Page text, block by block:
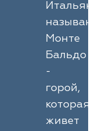
называют
Монте
Бальдо
-
горой,
которая
живет